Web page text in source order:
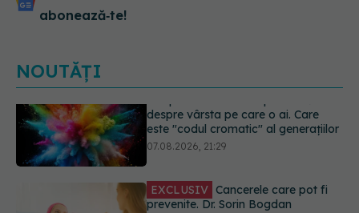
abonează‑te!
NOUTĂȚI
EXCLUSIV Cancerele care pot fi
prevenite. Dr. Sorin Bogdan
07.08.2026, 20:09